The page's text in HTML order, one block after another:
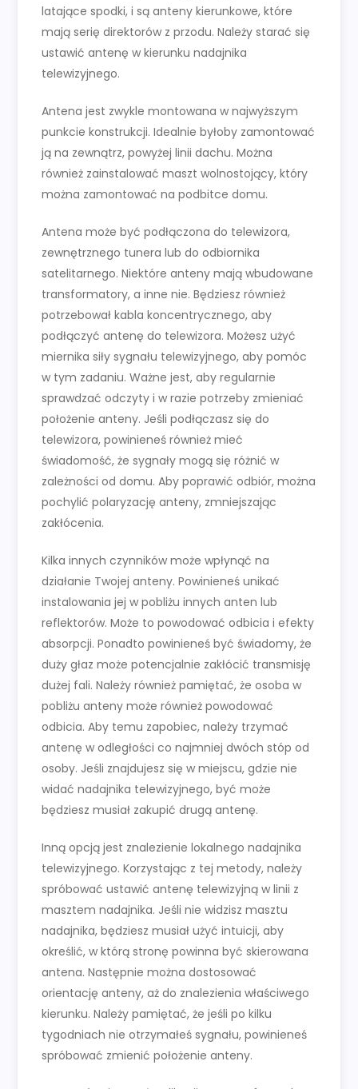
latające spodki, i są anteny kierunkowe, które
mają serię direktorów z przodu. Należy starać się
ustawić antenę w kierunku nadajnika
telewizyjnego.
Antena jest zwykle montowana w najwyższym
punkcie konstrukcji. Idealnie byłoby zamontować
ją na zewnątrz, powyżej linii dachu. Można
również zainstalować maszt wolnostojący, który
można zamontować na podbitce domu.
Antena może być podłączona do telewizora,
zewnętrznego tunera lub do odbiornika
satelitarnego. Niektóre anteny mają wbudowane
transformatory, a inne nie. Będziesz również
potrzebował kabla koncentrycznego, aby
podłączyć antenę do telewizora. Możesz użyć
miernika siły sygnału telewizyjnego, aby pomóc
w tym zadaniu. Ważne jest, aby regularnie
sprawdzać odczyty i w razie potrzeby zmieniać
położenie anteny. Jeśli podłączasz się do
telewizora, powinieneś również mieć
świadomość, że sygnały mogą się różnić w
zależności od domu. Aby poprawić odbiór, można
pochylić polaryzację anteny, zmniejszając
zakłócenia.
Kilka innych czynników może wpłynąć na
działanie Twojej anteny. Powinieneś unikać
instalowania jej w pobliżu innych anten lub
reflektorów. Może to powodować odbicia i efekty
absorpcji. Ponadto powinieneś być świadomy, że
duży głaz może potencjalnie zakłócić transmisję
dużej fali. Należy również pamiętać, że osoba w
pobliżu anteny może również powodować
odbicia. Aby temu zapobiec, należy trzymać
antenę w odległości co najmniej dwóch stóp od
osoby. Jeśli znajdujesz się w miejscu, gdzie nie
widać nadajnika telewizyjnego, być może
będziesz musiał zakupić drugą antenę.
Inną opcją jest znalezienie lokalnego nadajnika
telewizyjnego. Korzystając z tej metody, należy
spróbować ustawić antenę telewizyjną w linii z
masztem nadajnika. Jeśli nie widzisz masztu
nadajnika, będziesz musiał użyć intuicji, aby
określić, w którą stronę powinna być skierowana
antena. Następnie można dostosować
orientację anteny, aż do znalezienia właściwego
kierunku. Należy pamiętać, że jeśli po kilku
tygodniach nie otrzymałeś sygnału, powinieneś
spróbować zmienić położenie anteny.